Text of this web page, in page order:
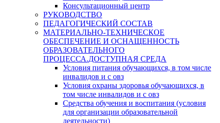
Консультационный центр
РУКОВОДСТВО
ПЕДАГОГИЧЕСКИЙ СОСТАВ
МАТЕРИАЛЬНО-ТЕХНИЧЕСКОЕ
ОБЕСПЕЧЕНИЕ И ОСНАЩЕННОСТЬ
ОБРАЗОВАТЕЛЬНОГО
ПРОЦЕССА.ДОСТУПНАЯ СРЕДА
Условия питания обучающихся, в том числе
инвалидов и с овз
Условия охраны здоровья обучающихся, в
том числе инвалидов и с овз
Средства обучения и воспитания (условия
для организации образовательной
деятельности)